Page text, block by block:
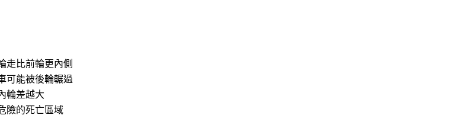
走比前輪更內側
可能被後輪輾過
輪差越大
險的死亡區域